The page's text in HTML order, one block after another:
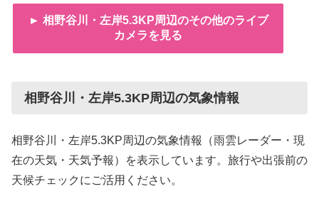
► 相野谷川・左岸5.3KP周辺のその他のライブ
カメラを見る
相野谷川・左岸5.3KP周辺の気象情報
相野谷川・左岸5.3KP周辺の気象情報（雨雲レーダー・現
在の天気・天気予報）を表示しています。旅行や出張前の
天候チェックにご活用ください。